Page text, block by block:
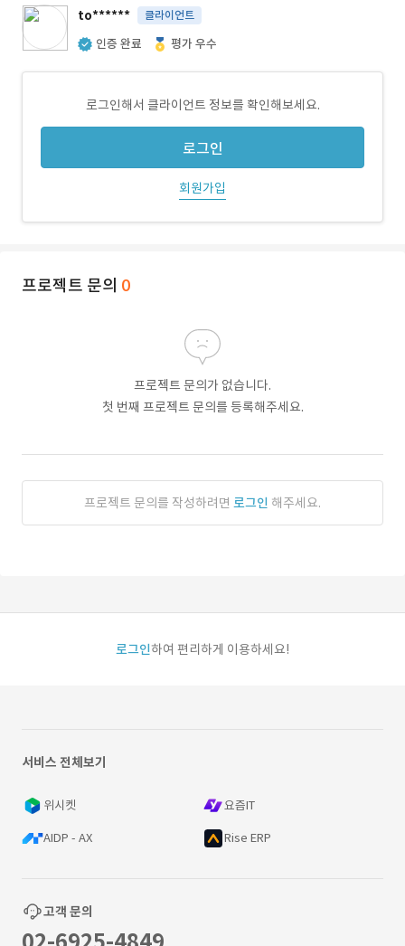
to****** 클라이언트
인증 완료 평가 우수
로그인해서 클라이언트 정보를 확인해보세요.
로그인
회원가입
프로젝트 문의 0
프로젝트 문의가 없습니다.
첫 번째 프로젝트 문의를 등록해주세요.
프로젝트 문의를 작성하려면 로그인 해주세요.
로그인하여 편리하게 이용하세요!
서비스 전체보기
위시켓 요즘IT
AIDP - AX Rise ERP
고객 문의